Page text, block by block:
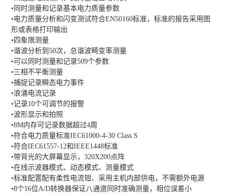
•同时测量和记录基本电力质量参数
•电力质量分析和闪变测试符合EN50160标准，标准的报告采用图
形或表格打印输出
•四象限测量
•谐波分析到50次，总谐波畸变率测量
•可以同时测量和记录509个参数
•三相不平衡测量
•捕捉记录瞬态电力事件
•浪涌电流记录
•记录10个可调节的报警
•波形显示和拍照
•8M内存可记录数据超过4周
•符合电力质量标准IEC61000-4-30 Class S
•符合IEC61557-12和IEEE1448标准
•带背光的大屏幕显示，320X200点阵
•在线示波器模式、动态模式、测量模式
•标准配置配有柔性电流钳、采用主机内部供电，不需额外电源
•8个16位A/D转换器保证八通道同时准确测量，相位误差小